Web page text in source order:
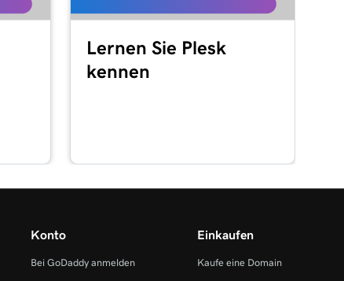
Lernen Sie Plesk
kennen
Konto
Bei GoDaddy anmelden
Einkaufen
Kaufe eine Domain